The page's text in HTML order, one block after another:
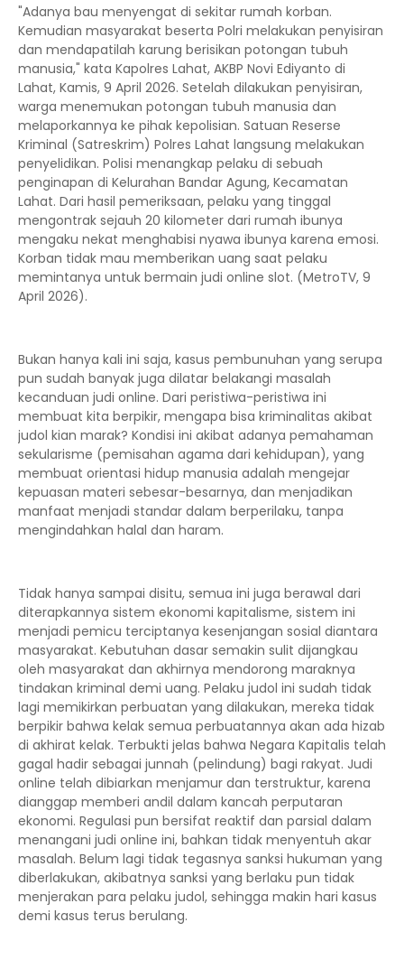
"Adanya bau menyengat di sekitar rumah korban.
Kemudian masyarakat beserta Polri melakukan penyisiran
dan mendapatilah karung berisikan potongan tubuh
manusia," kata Kapolres Lahat, AKBP Novi Ediyanto di
Lahat, Kamis, 9 April 2026. Setelah dilakukan penyisiran,
warga menemukan potongan tubuh manusia dan
melaporkannya ke pihak kepolisian. Satuan Reserse
Kriminal (Satreskrim) Polres Lahat langsung melakukan
penyelidikan. Polisi menangkap pelaku di sebuah
penginapan di Kelurahan Bandar Agung, Kecamatan
Lahat. Dari hasil pemeriksaan, pelaku yang tinggal
mengontrak sejauh 20 kilometer dari rumah ibunya
mengaku nekat menghabisi nyawa ibunya karena emosi.
Korban tidak mau memberikan uang saat pelaku
memintanya untuk bermain judi online slot. (MetroTV, 9
April 2026).
Bukan hanya kali ini saja, kasus pembunuhan yang serupa
pun sudah banyak juga dilatar belakangi masalah
kecanduan judi online. Dari peristiwa-peristiwa ini
membuat kita berpikir, mengapa bisa kriminalitas akibat
judol kian marak? Kondisi ini akibat adanya pemahaman
sekularisme (pemisahan agama dari kehidupan), yang
membuat orientasi hidup manusia adalah mengejar
kepuasan materi sebesar-besarnya, dan menjadikan
manfaat menjadi standar dalam berperilaku, tanpa
mengindahkan halal dan haram.
Tidak hanya sampai disitu, semua ini juga berawal dari
diterapkannya sistem ekonomi kapitalisme, sistem ini
menjadi pemicu terciptanya kesenjangan sosial diantara
masyarakat. Kebutuhan dasar semakin sulit dijangkau
oleh masyarakat dan akhirnya mendorong maraknya
tindakan kriminal demi uang. Pelaku judol ini sudah tidak
lagi memikirkan perbuatan yang dilakukan, mereka tidak
berpikir bahwa kelak semua perbuatannya akan ada hizab
di akhirat kelak. Terbukti jelas bahwa Negara Kapitalis telah
gagal hadir sebagai junnah (pelindung) bagi rakyat. Judi
online telah dibiarkan menjamur dan terstruktur, karena
dianggap memberi andil dalam kancah perputaran
ekonomi. Regulasi pun bersifat reaktif dan parsial dalam
menangani judi online ini, bahkan tidak menyentuh akar
masalah. Belum lagi tidak tegasnya sanksi hukuman yang
diberlakukan, akibatnya sanksi yang berlaku pun tidak
menjerakan para pelaku judol, sehingga makin hari kasus
demi kasus terus berulang.